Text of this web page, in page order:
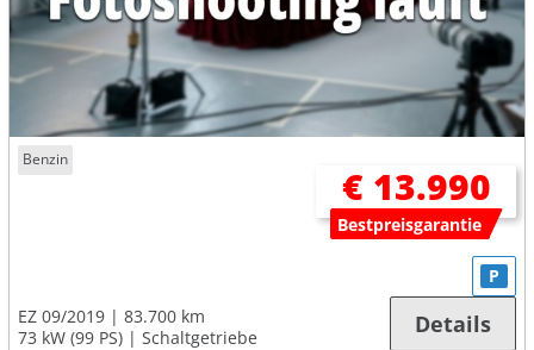
Benzin
€ 13.990
Bestpreisgarantie
EZ 09/2019
83.700 km
73 kW (99 PS)
Schaltgetriebe
P
Details